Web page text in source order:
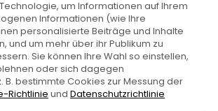
€ 45,00
SALE
DOPPELTER RABATT EXTRA 25 %
Farbe Kalamata
um Informationen auf Ihrem
Informationen (wie Ihre
personalisierte Beiträge und Inhalte
und um mehr über ihr Publikum zu
Sie können Ihre Wahl so einstellen,
oder sich dagegen
bestimmte Cookies zur Messung der
Richtlinie und Datenschutzrichtlinie